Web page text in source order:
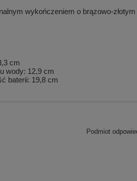
wykończeniem o brązowo-
cm
wody: 12,9 cm
baterii: 19,8 cm
Podmiot